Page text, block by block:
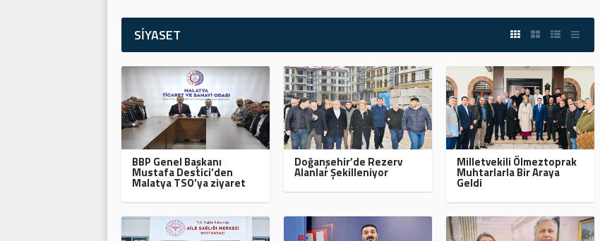
SİYASET
BBP Genel Başkanı
Mustafa Destici’den
Malatya TSO’ya ziyaret
Doğanşehir’de Rezerv
Alanlar Şekilleniyor
Milletvekili Ölmeztoprak
Muhtarlarla Bir Araya
Geldi